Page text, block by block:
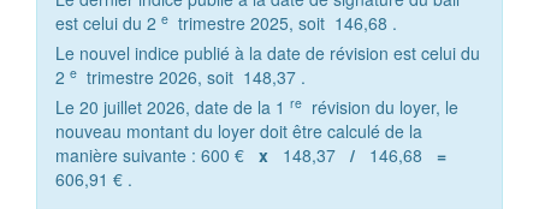
est celui du 2 e trimestre 2025, soit 146,68 .
Le nouvel indice publié à la date de révision est celui du
2 e trimestre 2026, soit 148,37 .
Le 20 juillet 2026, date de la 1 re révision du loyer, le
nouveau montant du loyer doit être calculé de la
manière suivante : 600 € x 148,37 / 146,68
=
606,91 € .